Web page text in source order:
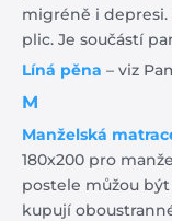
migréně i depresi.
plic. Je součástí
Líná pěna – viz
M
Manželská
180x200 pro
postele můžou
kupují